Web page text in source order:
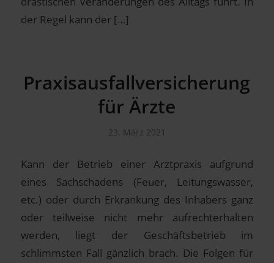
der Regel kann der […]
Praxisausfallversicherung
für Ärzte
23. März 2021
Kann der Betrieb einer Arztpraxis aufgrund
eines Sachschadens (Feuer, Leitungswasser,
etc.) oder durch Erkrankung des Inhabers ganz
oder teilweise nicht mehr aufrechterhalten
werden, liegt der Geschäftsbetrieb im
schlimmsten Fall gänzlich brach. Die Folgen für